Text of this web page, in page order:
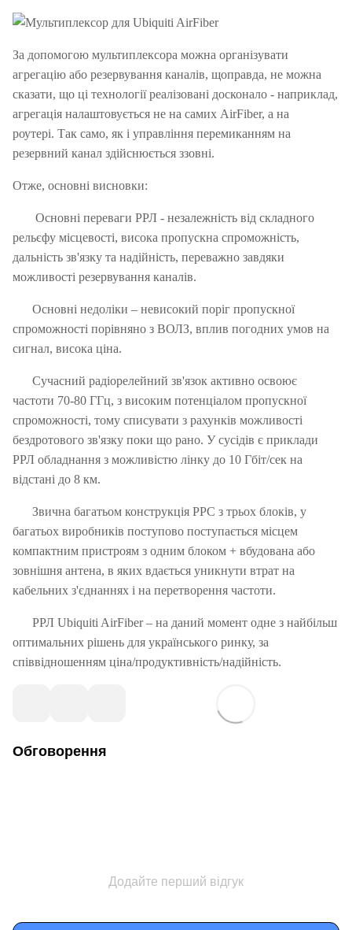
За допомогою мультиплексора можна організувати
агрегацію або резервування каналів, щоправда, не можна
сказати, що ці технології реалізовані досконало - наприклад,
агрегація налаштовується не на самих AirFiber, а на
роутері. Так само, як і управління перемиканням на
резервний канал здійснюється ззовні.
Отже, основні висновки:
Основні переваги РРЛ - незалежність від складного
рельєфу місцевості, висока пропускна спроможність,
дальність зв'язку та надійність, переважно завдяки
можливості резервування каналів.
Основні недоліки – невисокий поріг пропускної
спроможності порівняно з ВОЛЗ, вплив погодних умов на
сигнал, висока ціна.
Сучасний радіорелейний зв'язок активно освоює
частоти 70-80 ГГц, з високим потенціалом пропускної
спроможності, тому списувати з рахунків можливості
бездротового зв'язку поки що рано. У сусідів є приклади
РРЛ обладнання з можливістю лінку до 10 Гбіт/сек на
відстані до 8 км.
Звична багатьом конструкція РРС з трьох блоків, у
багатьох виробників поступово поступається місцем
компактним пристроям з одним блоком + вбудована або
зовнішня антена, в яких вдається уникнути втрат на
кабельних з'єднаннях і на перетворення частоти.
РРЛ Ubiquiti AirFiber – на даний момент одне з найбільш
оптимальних рішень для українського ринку, за
співвідношенням ціна/продуктивність/надійність.
Обговорення
Додайте перший відгук